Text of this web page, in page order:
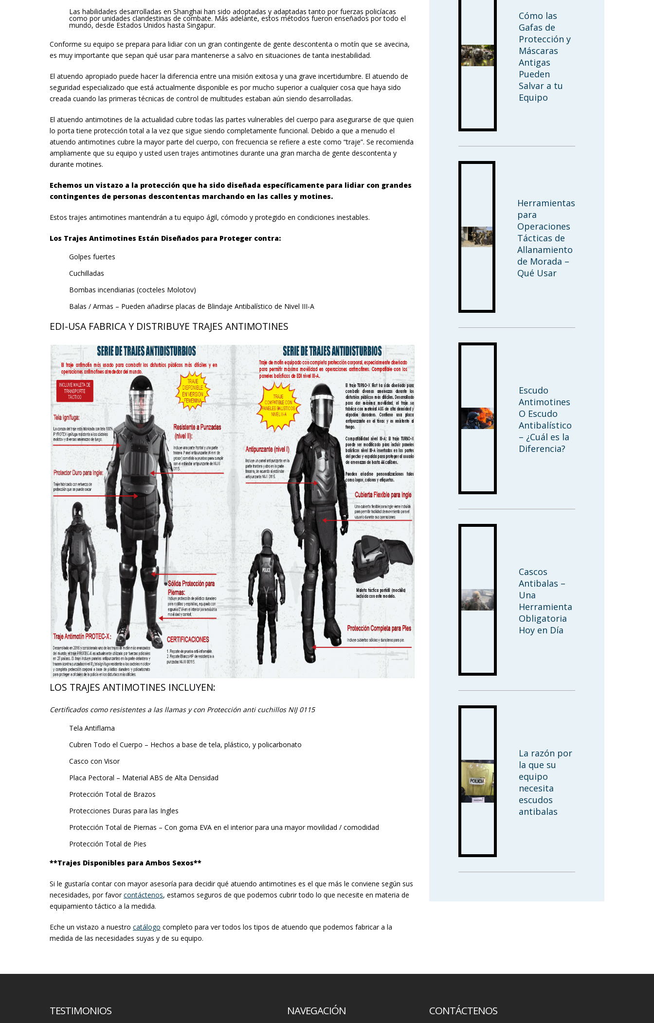
Las habilidades desarrolladas en Shanghai han sido adoptadas y adaptadas tanto por fuerzas policíacas
como por unidades clandestinas de combate. Más adelante, estos métodos fueron enseñados por todo el
mundo, desde Estados Unidos hasta Singapur.
Conforme su equipo se prepara para lidiar con un gran contingente de gente descontenta o motín que se avecina,
es muy importante que sepan qué usar para mantenerse a salvo en situaciones de tanta inestabilidad.
El atuendo apropiado puede hacer la diferencia entre una misión exitosa y una grave incertidumbre. El atuendo de
seguridad especializado que está actualmente disponible es por mucho superior a cualquier cosa que haya sido
creada cuando las primeras técnicas de control de multitudes estaban aún siendo desarrolladas.
El atuendo antimotines de la actualidad cubre todas las partes vulnerables del cuerpo para asegurarse de que quien
lo porta tiene protección total a la vez que sigue siendo completamente funcional. Debido a que a menudo el
atuendo antimotines cubre la mayor parte del cuerpo, con frecuencia se refiere a este como “traje”. Se recomienda
ampliamente que su equipo y usted usen trajes antimotines durante una gran marcha de gente descontenta y
durante motines.
Echemos un vistazo a la protección que ha sido diseñada específicamente para lidiar con grandes
contingentes de personas descontentas marchando en las calles y motines.
Estos trajes antimotines mantendrán a tu equipo ágil, cómodo y protegido en condiciones inestables.
Los​ ​Trajes​ ​Antimotines​ ​Están​ ​Diseñados​ ​para​ ​Proteger​ ​contra:
Golpes fuertes
Cuchilladas
Bombas incendiarias (cocteles Molotov)
Balas / Armas – Pueden añadirse placas de Blindaje Antibalístico de Nivel III-A
EDI-USA​ ​FABRICA​ ​Y​ ​DISTRIBUYE​ ​TRAJES​ ​ANTIMOTINES
LOS​ ​TRAJES​ ​ANTIMOTINES​ ​INCLUYEN:​
Certificados como resistentes a las llamas y con Protección anti cuchillos NIJ 0115
Tela Antiflama
Cubren Todo el Cuerpo – Hechos a base de tela, plástico, y policarbonato
Casco con Visor
Placa Pectoral – Material ABS de Alta Densidad
Protección Total de Brazos
Protecciones Duras para las Ingles
Protección Total de Piernas – Con goma EVA en el interior para una mayor movilidad / comodidad
Protección Total de Pies
**Trajes​ ​Disponibles​ ​para​ ​Ambos​ ​Sexos**
Si le gustaría contar con mayor asesoría para decidir qué atuendo antimotines es el que más le conviene según sus
necesidades, por favorcontáctenos​, estamos seguros de que podemos cubrir todo lo que necesite en materia de
equipamiento táctico a la medida.
Eche un vistazo a nuestro catálogo ​ ​completo para ver todos los tipos de atuendo que podemos fabricar a la
medida de las necesidades suyas y de su equipo.
Cómo las
Gafas de
Protección y
Máscaras
Antigas
Pueden
Salvar a tu
Equipo
Herramientas
para
Operaciones
Tácticas de
Allanamiento
de Morada –
Qué Usar
Escudo
Antimotines
O Escudo
Antibalístico
– ¿Cuál es la
Diferencia?
Cascos
Antibalas –
Una
Herramienta
Obligatoria
Hoy en Día
La razón por
la que su
equipo
necesita
escudos
antibalas
TESTIMONIOS NAVEGACIÓN CONTÁCTENOS